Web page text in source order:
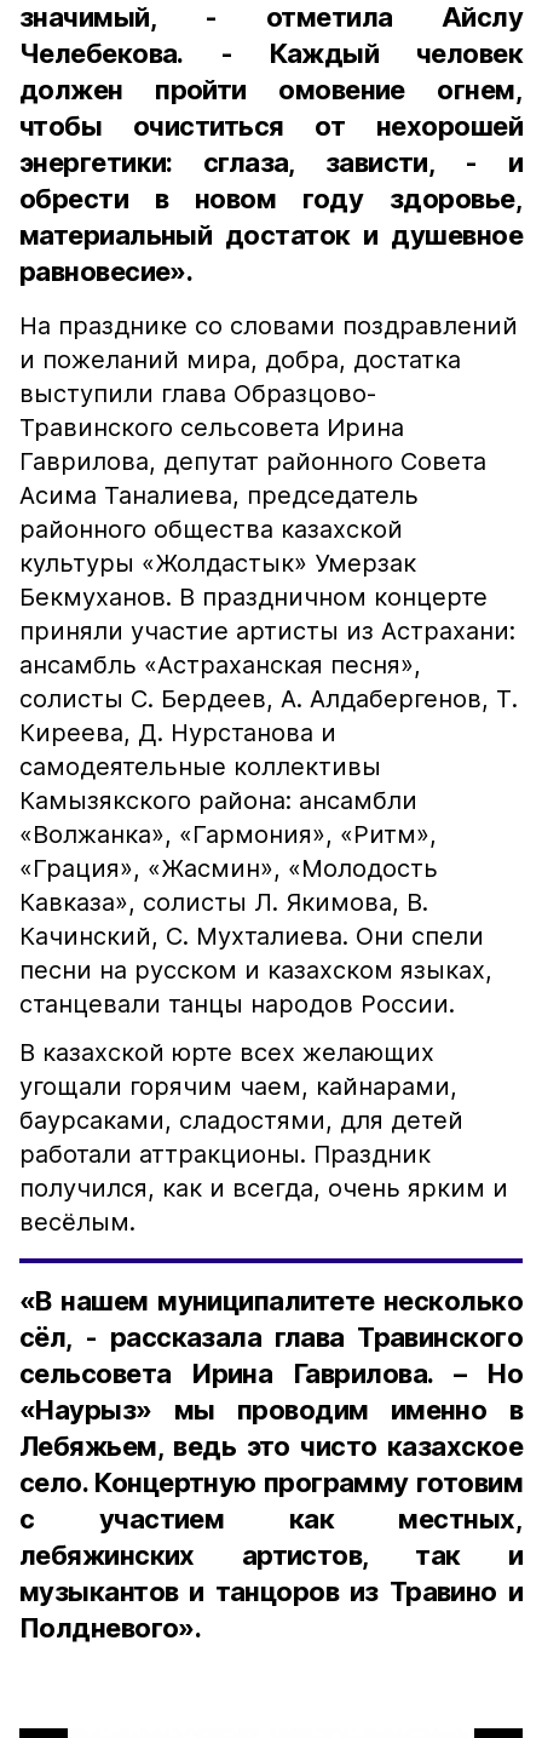
значимый, - отметила Айслу
Челебекова. - Каждый человек
должен пройти омовение огнем,
чтобы очиститься от нехорошей
энергетики: сглаза, зависти, - и
обрести в новом году здоровье,
материальный достаток и душевное
равновесие».
На празднике со словами поздравлений
и пожеланий мира, добра, достатка
выступили глава Образцово-
Травинского сельсовета Ирина
Гаврилова, депутат районного Совета
Асима Таналиева, председатель
районного общества казахской
культуры «Жолдастык» Умерзак
Бекмуханов. В праздничном концерте
приняли участие артисты из Астрахани:
ансамбль «Астраханская песня»,
солисты С. Бердеев, А. Алдабергенов, Т.
Киреева, Д. Нурстанова и
самодеятельные коллективы
Камызякского района: ансамбли
«Волжанка», «Гармония», «Ритм»,
«Грация», «Жасмин», «Молодость
Кавказа», солисты Л. Якимова, В.
Качинский, С. Мухталиева. Они спели
песни на русском и казахском языках,
станцевали танцы народов России.
В казахской юрте всех желающих
угощали горячим чаем, кайнарами,
баурсаками, сладостями, для детей
работали аттракционы. Праздник
получился, как и всегда, очень ярким и
весёлым.
«В нашем муниципалитете несколько
сёл, - рассказала глава Травинского
сельсовета Ирина Гаврилова. – Но
«Наурыз» мы проводим именно в
Лебяжьем, ведь это чисто казахское
село. Концертную программу готовим
с участием как местных,
лебяжинских артистов, так и
музыкантов и танцоров из Травино и
Полдневого».